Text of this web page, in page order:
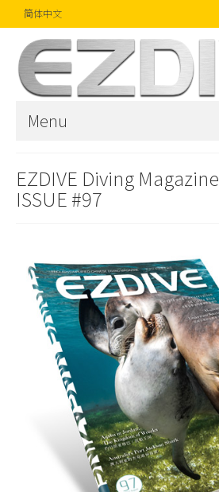
简体中文
Menu
杂志
精品
摄影比赛
话题焦点
关于我们
EZDIVE Diving Magazine
ISSUE #97